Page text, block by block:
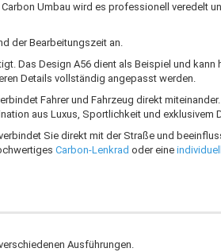
Umbau wird es professionell veredelt
der Bearbeitungszeit an.
Das Design A56 dient als Beispiel und kann
Details vollständig angepasst werden.
Fahrer und Fahrzeug direkt miteinander.
aus Luxus, Sportlichkeit und exklusivem
Sie direkt mit der Straße und
Carbon-Lenkrad oder eine
Ausführungen.